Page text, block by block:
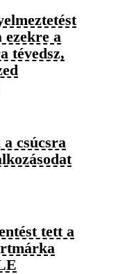
ezekre a
tévedsz,
csúcsra
tett a